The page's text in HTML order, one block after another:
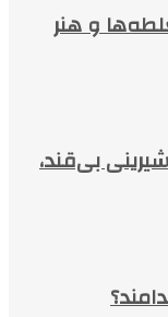
و هنر
بی‌قند،